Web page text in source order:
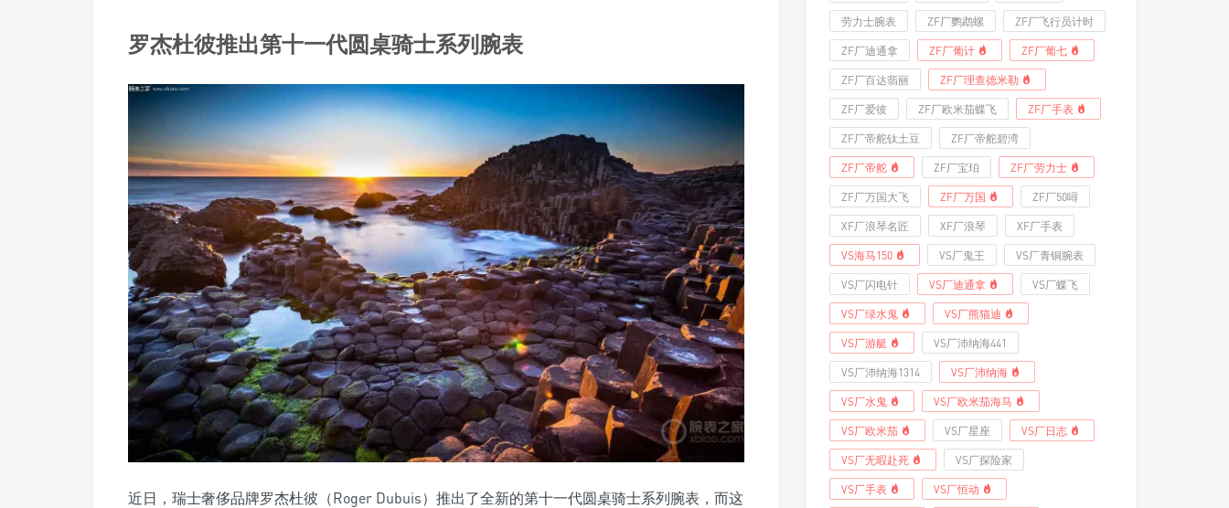
罗杰杜彼推出第十一代圆桌骑士系列腕表
近日，瑞士奢侈品牌罗杰杜彼（Roger Dubuis）推出了全新的第十一代圆桌骑士系列腕表，而这
劳力士腕表 ZF厂鹦鹉螺 ZF厂飞行员计时
ZF厂迪通拿 ZF厂葡计 ZF厂葡七
ZF厂百达翡丽 ZF厂理查德米勒
ZF厂爱彼 ZF厂欧米茄蝶飞 ZF厂手表
ZF厂帝舵钛土豆 ZF厂帝舵碧湾
ZF厂帝舵 ZF厂宝珀 ZF厂劳力士
ZF厂万国大飞 ZF厂万国 ZF厂50噚
XF厂浪琴名匠 XF厂浪琴 XF厂手表
VS海马150 VS厂鬼王 VS厂青铜腕表
VS厂闪电针 VS厂迪通拿 VS厂蝶飞
VS厂绿水鬼 VS厂熊猫迪
VS厂游艇 VS厂沛纳海441
VS厂沛纳海1314 VS厂沛纳海
VS厂水鬼 VS厂欧米茄海马
VS厂欧米茄 VS厂星座 VS厂日志
VS厂无暇赴死 VS厂探险家
VS厂手表 VS厂恒动